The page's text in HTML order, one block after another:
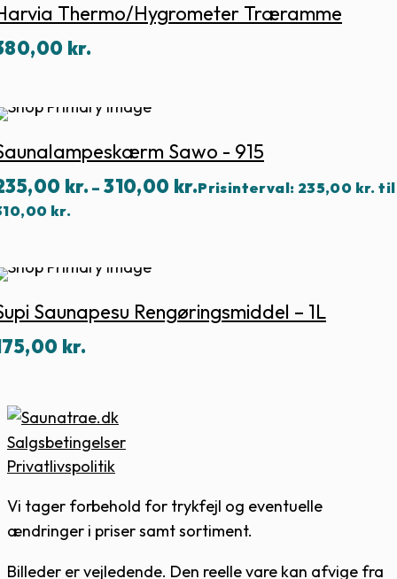
Thermo/hygrometer Træramme
kr.
Sawo - 915
kr. – 310,00 kr.Prisinterval: 235,00 kr. til
kr.
Saunapesu Rengøringsmiddel – 1L
kr.
Salgsbetingelser
Privatlivspolitik
Vi tager forbehold for trykfejl og eventuelle
ændringer i priser samt sortiment.
Billeder er vejledende. Den reelle vare kan afvige fra